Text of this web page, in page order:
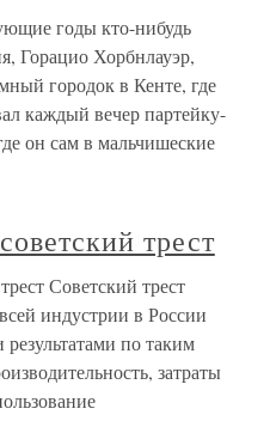
годы кто-нибудь
Горацио Хорбнлауэр,
городок в Кенте, где
каждый вечер партейку-
он сам в мальчишеские
трест
Советский трест
индустрии в России
по таким
затраты